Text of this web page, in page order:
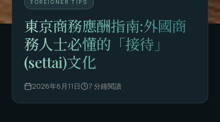
FOREIGNER TIPS
東京商務應酬指南:外國商
務人士必懂的「接待」
(settai)文化
2026年6月11日 7 分鐘閱讀